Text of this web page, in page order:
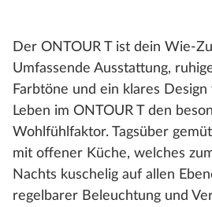
Der ONTOUR T ist dein Wie-
Umfassende Ausstattung,
Farbtöne und ein klares
Leben im ONTOUR T den
Wohlfühlfaktor. Tagsüber
mit offener Küche, welches
Nachts kuschelig auf allen
regelbarer Beleuchtung und